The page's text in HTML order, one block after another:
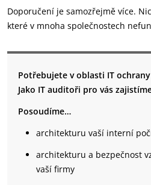
Doporučení je samozřejmě více.
které v mnoha společnostech
Potřebujete v oblasti IT
Jako IT auditoři pro vás
Posoudíme…
architekturu vaší interní
architekturu a bezpečnost
vaší firmy